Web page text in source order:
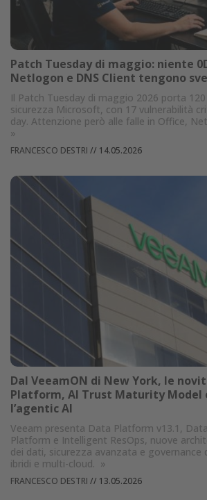
Patch Tuesday di maggio: niente
Netlogon e DNS Client tengono
Il Patch Tuesday di maggio 2026 porta
sicurezza Microsoft, con 17 vulnerabilità
day. Attenzione però alle falle in Office,
»
FRANCESCO DESTRI // 14.05.2026
Dal VeeamON di New York, le
Platform, AI Trust Maturity Model
l’agentic AI
Veeam presenta Data Platform v13.1,
Platform e Intelligent ResOps, nuove
dei dati, sicurezza avanzata e governance
ibridi e multi-cloud. »
FRANCESCO DESTRI // 13.05.2026